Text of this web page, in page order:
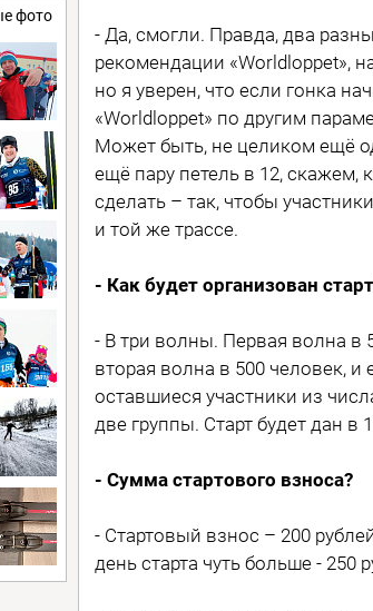
фото
- Да, смогли. Правда, два
рекомендации «Worldloppet»,
но я уверен, что если гонка
«Worldloppet» по другим
Может быть, не целиком ещё
ещё пару петель в 12,
сделать – так, чтобы
и той же трассе.
- Как будет организован
- В три волны. Первая волна в
вторая волна в 500 человек,
оставшиеся участники из
две группы. Старт будет дан в
- Сумма стартового взноса?
- Стартовый взнос – 200
день старта чуть больше - 250